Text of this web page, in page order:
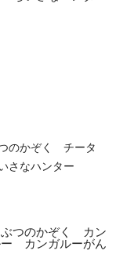
のかぞく チータ
さなハンター